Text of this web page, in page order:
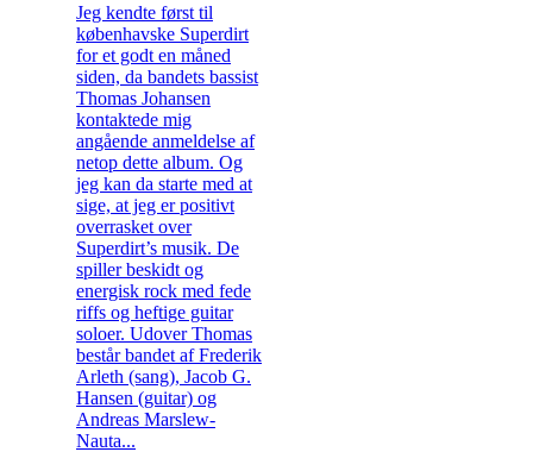
Jeg kendte først til
københavske Superdirt
for et godt en måned
siden, da bandets bassist
Thomas Johansen
kontaktede mig
angående anmeldelse af
netop dette album. Og
jeg kan da starte med at
sige, at jeg er positivt
overrasket over
Superdirt’s musik. De
spiller beskidt og
energisk rock med fede
riffs og heftige guitar
soloer. Udover Thomas
består bandet af Frederik
Arleth (sang), Jacob G.
Hansen (guitar) og
Andreas Marslew-
Nauta...